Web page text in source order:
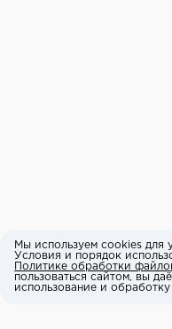
Мы используем cookies для
Условия и порядок
Политике обработки
пользоваться сайтом, вы
использование и